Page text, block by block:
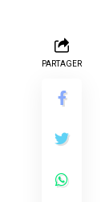
PARTAGER